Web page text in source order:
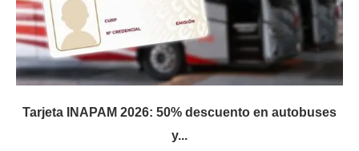
Tarjeta INAPAM 2026: 50% descuento en autobuses
y...